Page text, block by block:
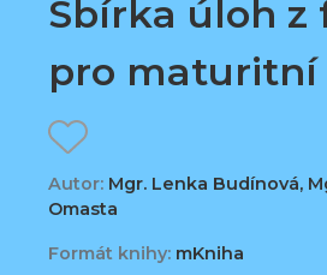
Sbírka úloh z
pro maturitní
Autor: Mgr. Lenka Budínová,
Omasta
Formát knihy: mKniha